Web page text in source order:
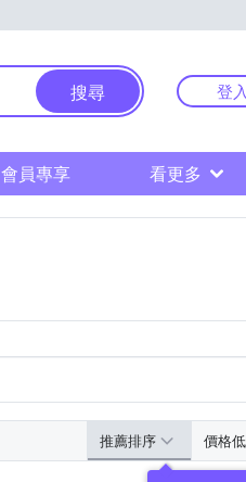
搜尋 登入
會員專享 看更多
推薦排序 價格